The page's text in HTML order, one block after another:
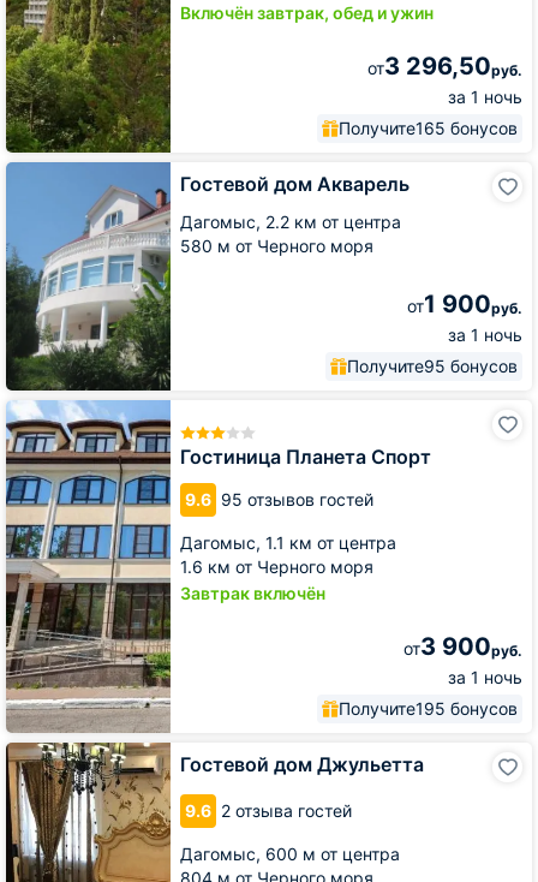
Включён завтрак, обед и ужин
от3 296,50руб.
за 1 ночь
Получите165 бонусов
Гостевой дом Акварель
Дагомыс, 2.2 км от центра
580 м от Черного моря
от1 900руб.
за 1 ночь
Получите95 бонусов
Гостевой
Гостиница Планета Спорт
9.6 95 отзывов гостей
Дагомыс, 1.1 км от центра
1.6 км от Черного моря
Завтрак включён
от3 900руб.
за 1 ночь
Получите195 бонусов
Гостиница
Планета
Спорт
Гостевой дом Джульетта
9.6 2 отзыва гостей
Дагомыс, 600 м от центра
804 м от Черного моря
Гостевой
дом
Джульетта